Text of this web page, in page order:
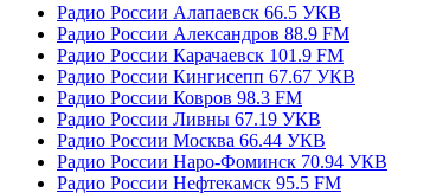
Радио России Алапаевск 66.5 УКВ
Радио России Александров 88.9 FM
Радио России Карачаевск 101.9 FM
Радио России Кингисепп 67.67 УКВ
Радио России Ковров 98.3 FM
Радио России Ливны 67.19 УКВ
Радио России Москва 66.44 УКВ
Радио России Наро-Фоминск 70.94 УКВ
Радио России Нефтекамск 95.5 FM